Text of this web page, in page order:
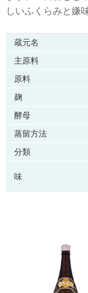
しいふくらみと嫌
蔵元名
主原料
原料
麹
酵母
蒸留方法
分類
味